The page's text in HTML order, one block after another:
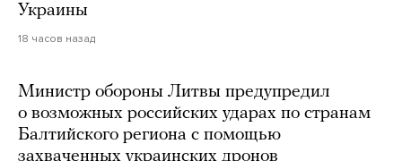
Украины
18 часов назад
Министр обороны Литвы предупредил
о возможных российских ударах по странам
Балтийского региона с помощью
захваченных украинских дронов